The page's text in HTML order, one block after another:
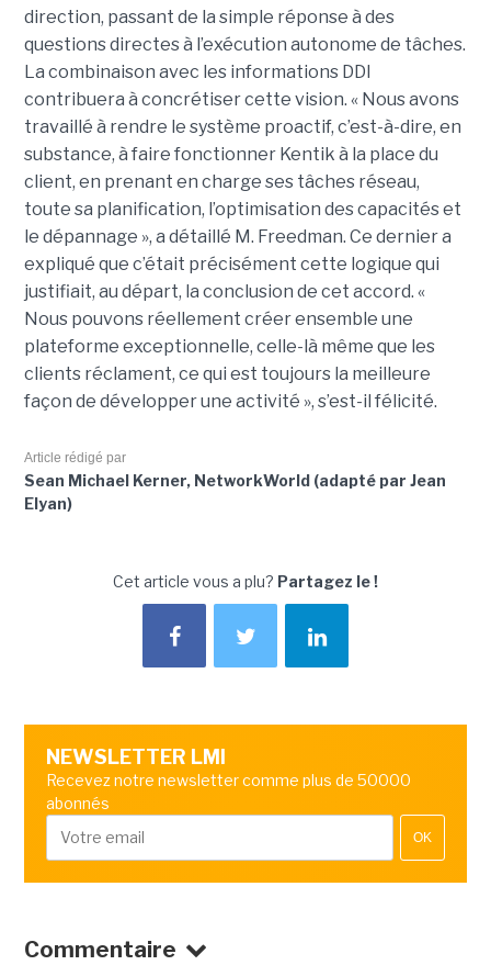
direction, passant de la simple réponse à des
questions directes à l’exécution autonome de tâches.
La combinaison avec les informations DDI
contribuera à concrétiser cette vision. « Nous avons
travaillé à rendre le système proactif, c’est-à-dire, en
substance, à faire fonctionner Kentik à la place du
client, en prenant en charge ses tâches réseau,
toute sa planification, l’optimisation des capacités et
le dépannage », a détaillé M. Freedman. Ce dernier a
expliqué que c’était précisément cette logique qui
justifiait, au départ, la conclusion de cet accord. «
Nous pouvons réellement créer ensemble une
plateforme exceptionnelle, celle-là même que les
clients réclament, ce qui est toujours la meilleure
façon de développer une activité », s’est-il félicité.
Article rédigé par
Sean Michael Kerner, NetworkWorld (adapté par Jean
Elyan)
Cet article vous a plu? Partagez le !
NEWSLETTER LMI
Recevez notre newsletter comme plus de 50000
abonnés
OK
Commentaire